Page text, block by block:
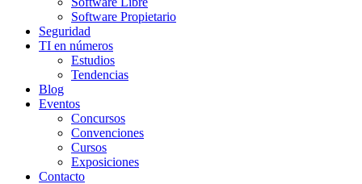
Software Propietario
Seguridad
TI en números
Estudios
Tendencias
Blog
Eventos
Concursos
Convenciones
Cursos
Exposiciones
Contacto